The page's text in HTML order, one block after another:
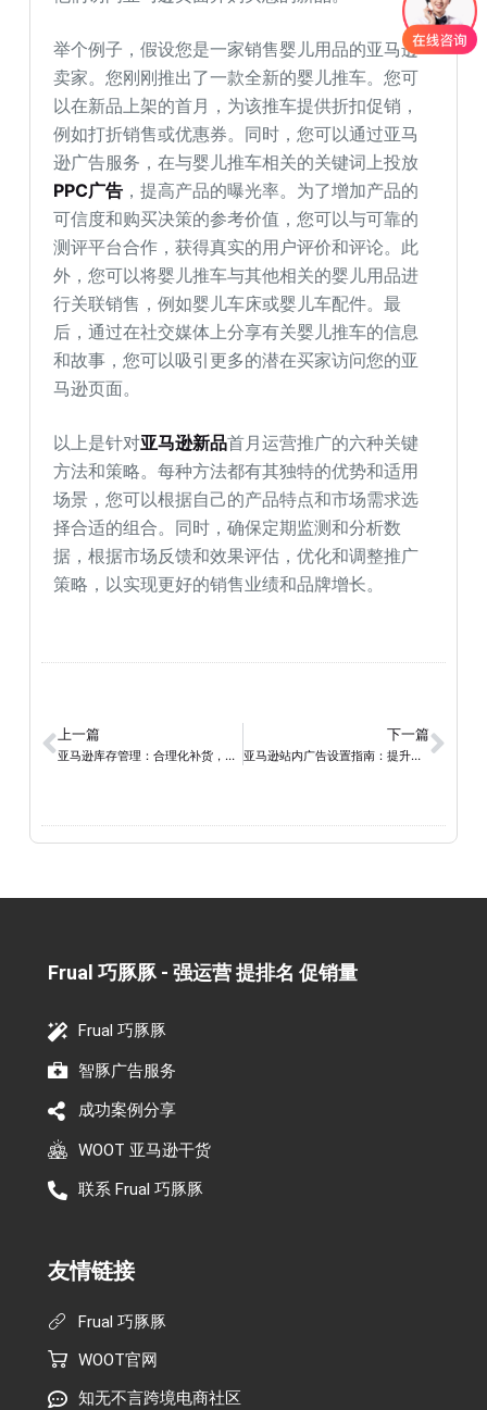
举个例子，假设您是一家销售婴儿用品的亚马逊
卖家。您刚刚推出了一款全新的婴儿推车。您可
以在新品上架的首月，为该推车提供折扣促销，
例如打折销售或优惠券。同时，您可以通过亚马
逊广告服务，在与婴儿推车相关的关键词上投放
PPC广告 ，提高产品的曝光率。为了增加产品的
可信度和购买决策的参考价值，您可以与可靠的
测评平台合作，获得真实的用户评价和评论。此
外，您可以将婴儿推车与其他相关的婴儿用品进
行关联销售，例如婴儿车床或婴儿车配件。最
后，通过在社交媒体上分享有关婴儿推车的信息
和故事，您可以吸引更多的潜在买家访问您的亚
马逊页面。
以上是针对亚马逊新品首月运营推广的六种关键
方法和策略。每种方法都有其独特的优势和适用
场景，您可以根据自己的产品特点和市场需求选
择合适的组合。同时，确保定期监测和分析数
据，根据市场反馈和效果评估，优化和调整推广
策略，以实现更好的销售业绩和品牌增长。
上一篇
亚马逊库存管理：合理化补货，优化供应链与销售效率
下一篇
亚马逊站内广告设置指南：提升产品曝光和销售的利器
Frual 巧豚豚 - 强运营 提排名 促销量​
Frual 巧豚豚
智豚广告服务
成功案例分享
WOOT 亚马逊干货
联系 Frual 巧豚豚
友情链接
Frual 巧豚豚
WOOT官网
知无不言跨境电商社区